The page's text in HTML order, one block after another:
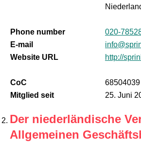
Phone number
020-
E-mail
Website URL
http://
CoC
68504039
Mitglied seit
25. Juni
Der niederländische
Allgemeinen